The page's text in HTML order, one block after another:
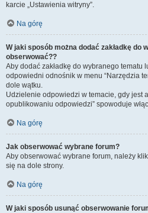
karcie „Ustawienia witryny”.
Na górę
W jaki sposób można dodać zakładkę do
obserwować??
Aby dodać zakładkę do wybranego tematu
odpowiedni odnośnik w menu “Narzędzia
dole wątku.
Udzielenie odpowiedzi w temacie, gdy jest
opublikowaniu odpowiedzi” spowoduje
Na górę
Jak obserwować wybrane forum?
Aby obserwować wybrane forum, należy
się na dole strony.
Na górę
W jaki sposób usunąć obserwowanie